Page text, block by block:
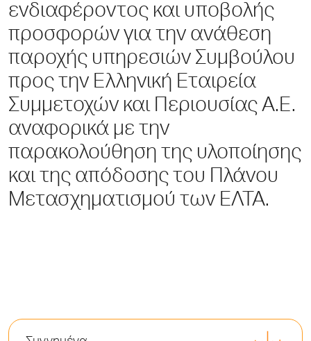
ενδιαφέροντος και υποβολής
προσφορών για την ανάθεση
παροχής υπηρεσιών Συμβούλου
προς την Ελληνική Εταιρεία
Συμμετοχών και Περιουσίας A.E.
αναφορικά με την
παρακολούθηση της υλοποίησης
και της απόδοσης του Πλάνου
Μετασχηματισμού των ΕΛΤΑ.